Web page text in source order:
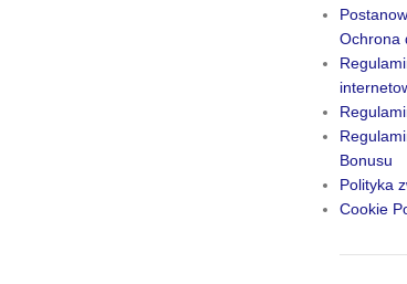
Ochrona
Bonusu
Polityka
Cookie